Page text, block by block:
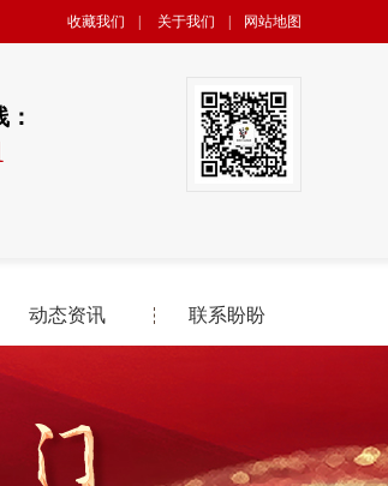
收藏我们 关于我们 网站地图
动态资讯 联系盼盼